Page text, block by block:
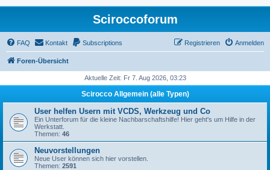
Sciroccoforum
FAQ Kontakt Subscriptions Anmelden
Registrieren
Foren-Übersicht
Aktuelle Zeit: Fr 7. Aug 2026, 03:23
Scirocco Allgemein (alle Typen)
User helfen Usern mit VCDS, Werkzeug und Co
Ein Unterforum für die kleine Nachbarschaftshilfe! Hier geht's um Hilfe in der
Werkstatt.
Themen: 46
Neuvorstellungen
Neue User können sich hier vorstellen.
Themen: 2591